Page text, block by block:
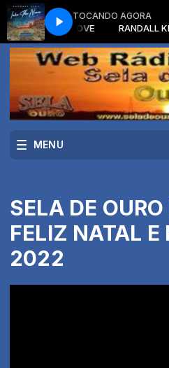
TOCANDO AGORA
BEEN LOVE RANDALL KING -
MENU
SELA DE
FELIZ NATAL E
2022